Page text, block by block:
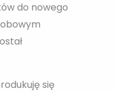
do nowego
się